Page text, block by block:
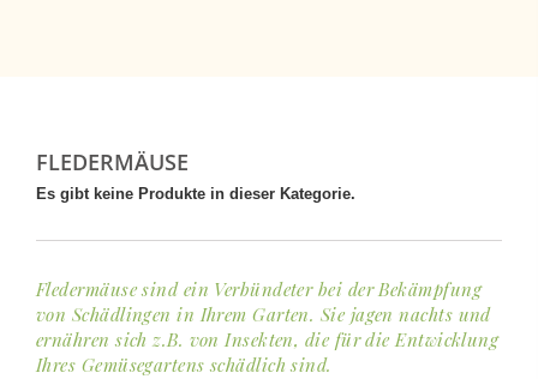
FLEDERMÄUSE
Es gibt keine Produkte in dieser Kategorie.
Fledermäuse sind ein Verbündeter bei der Bekämpfung
von Schädlingen in Ihrem Garten. Sie jagen nachts und
ernähren sich z.B. von Insekten, die für die Entwicklung
Ihres Gemüsegartens schädlich sind.